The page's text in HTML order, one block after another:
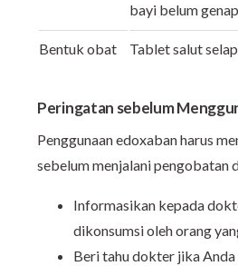
bayi belum
Bentuk obat Tablet salut
Peringatan sebelum
Penggunaan edoxaban harus
sebelum menjalani pengobatan
Informasikan kepada
dikonsumsi oleh orang
Beri tahu dokter jika Anda